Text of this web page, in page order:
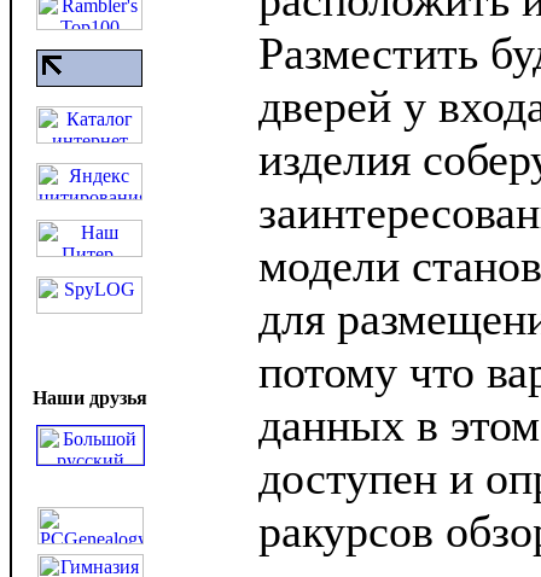
Наши друзья
Разместить
дверей у
изделия
модели
для
потому что
данных в
доступен и
ракурсов